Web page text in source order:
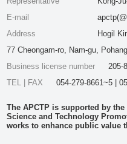
E-mail
Address
Hogil
77 Cheongam-ro, Nam-gu,
Business license number
205-
TEL | FAX
054-279-8661~5 |
The APCTP is supported by
Science and Technology
works to enhance public value